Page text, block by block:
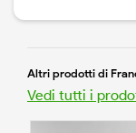
Altri prodotti di
Vedi tutti i